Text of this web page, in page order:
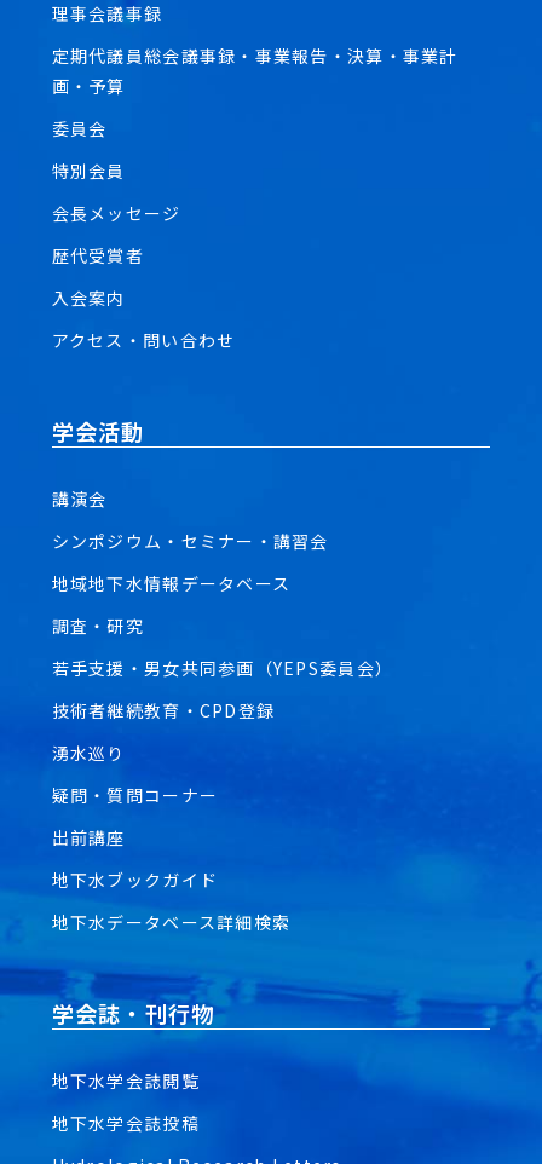
理事会議事録
定期代議員総会議事録・事業報告・決算・事業計
画・予算
委員会
特別会員
会長メッセージ
歴代受賞者
入会案内
アクセス・問い合わせ
学会活動
講演会
シンポジウム・セミナー・講習会
地域地下水情報データベース
調査・研究
若手支援・男女共同参画（YEPS委員会）
技術者継続教育・CPD登録
湧水巡り
疑問・質問コーナー
出前講座
地下水ブックガイド
地下水データベース詳細検索
学会誌・刊行物
地下水学会誌閲覧
地下水学会誌投稿